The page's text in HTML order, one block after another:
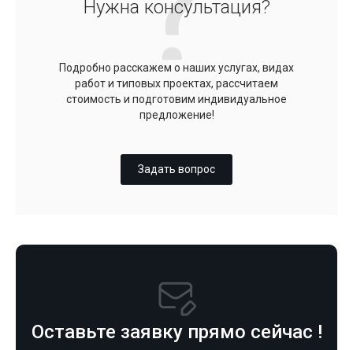
Нужна консультация?
Подробно расскажем о наших услугах, видах
работ и типовых проектах, рассчитаем
стоимость и подготовим индивидуальное
предложение!
Задать вопрос
Оставьте заявку прямо сейчас !